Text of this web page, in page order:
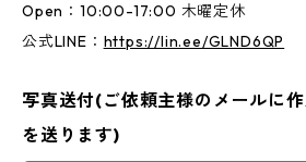
Open：10:00-17:00 木曜定休
公式LINE： https://lin.ee/GLND6QP
写真送付(ご依頼主様のメールに
を送ります)